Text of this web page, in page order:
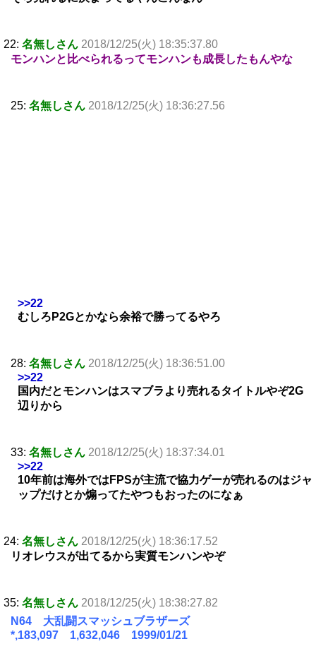
22: 名無しさん 2018/12/25(火) 18:35:37.80
モンハンと比べられるってモンハンも成長したもんやな
25: 名無しさん 2018/12/25(火) 18:36:27.56
>>22
むしろP2Gとかなら余裕で勝ってるやろ
28: 名無しさん 2018/12/25(火) 18:36:51.00
>>22
国内だとモンハンはスマブラより売れるタイトルやぞ2G
辺りから
33: 名無しさん 2018/12/25(火) 18:37:34.01
>>22
10年前は海外ではFPSが主流で協力ゲーが売れるのはジャ
ップだけとか煽ってたやつもおったのになぁ
24: 名無しさん 2018/12/25(火) 18:36:17.52
リオレウスが出てるから実質モンハンやぞ
35: 名無しさん 2018/12/25(火) 18:38:27.82
N64 大乱闘スマッシュブラザーズ
*,183,097 1,632,046 1999/01/21